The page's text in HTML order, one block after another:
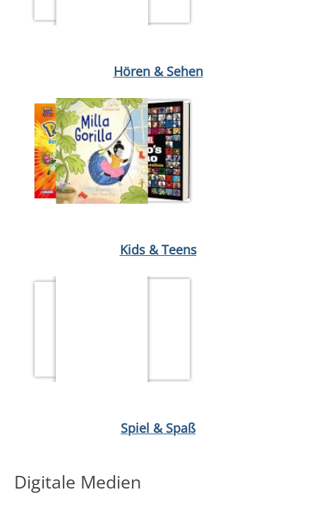
Hören & Sehen
Kids & Teens
Spiel & Spaß
Digitale Medien